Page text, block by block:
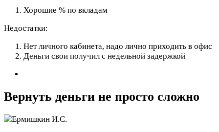
Хорошие % по вкладам
Недостатки:
Нет личного кабинета, надо лично приходить в офис
Деньги свои получил с недельной задержкой
Вернуть деньги не просто сложно